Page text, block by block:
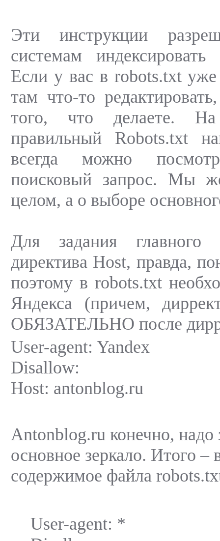
Эти инструкции
системам
Если у вас в robots.txt уже
там что-то
того, что делаете.
правильный Robots.txt
всегда можно
поисковый запрос. Мы
целом, а о выборе
Для задания главного
директива Host, правда,
поэтому в robots.txt
Яндекса (причем,
ОБЯЗАТЕЛЬНО после
User-agent: Yandex
Disallow:
Host: antonblog.ru
Antonblog.ru конечно, надо
основное зеркало. Итого
содержимое файла
User-agent: *